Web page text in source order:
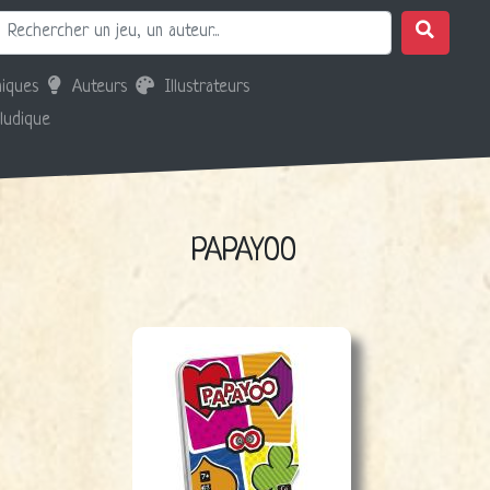
Auteurs
Illustrateurs
PAPAYOO